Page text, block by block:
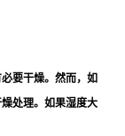
要干燥。然而，如
处理。如果湿度大
。